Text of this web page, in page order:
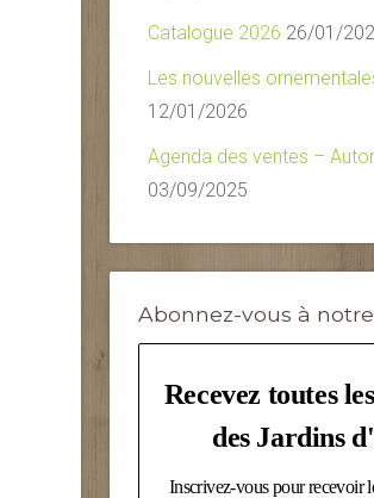
Catalogue 2026 26/01/
Les nouvelles
12/01/2026
Agenda des ventes –
03/09/2025
Abonnez-vous à
Recevez toutes
des Jardins
Inscrivez-vous pour recevoir